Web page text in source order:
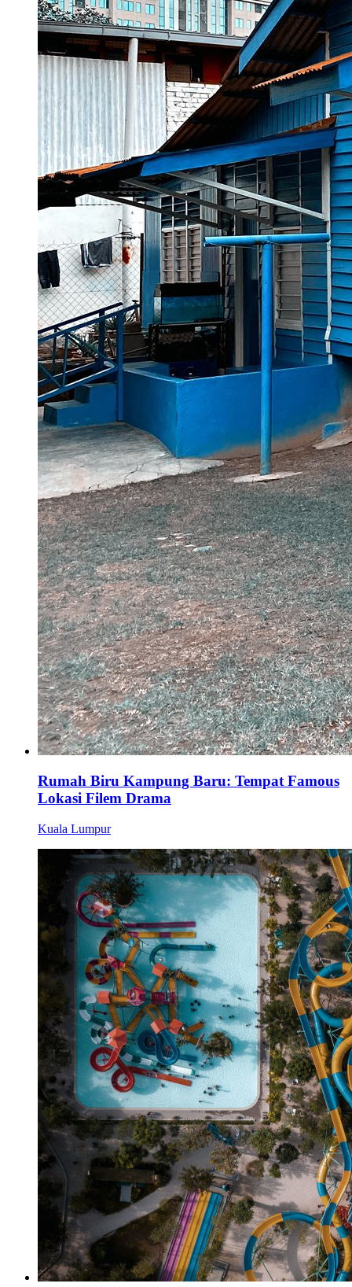
Rumah Biru Kampung Baru: Tempat Famous
Lokasi Filem Drama
Kuala Lumpur